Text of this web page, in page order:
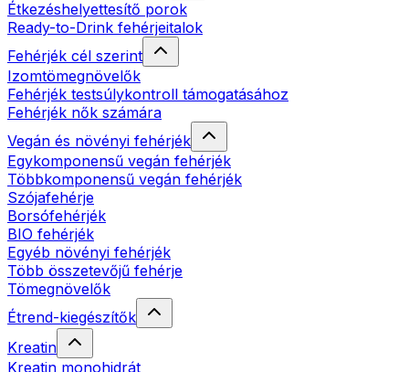
Étkezéshelyettesítő porok
Ready-to-Drink fehérjeitalok
Fehérjék cél szerint
Izomtömegnövelők
Fehérjék testsúlykontroll támogatásához
Fehérjék nők számára
Vegán és növényi fehérjék
Egykomponensű vegán fehérjék
Többkomponensű vegán fehérjék
Szójafehérje
Borsófehérjék
BIO fehérjék
Egyéb növényi fehérjék
Több összetevőjű fehérje
Tömegnövelők
Étrend-kiegészítők
Kreatin
Kreatin monohidrát